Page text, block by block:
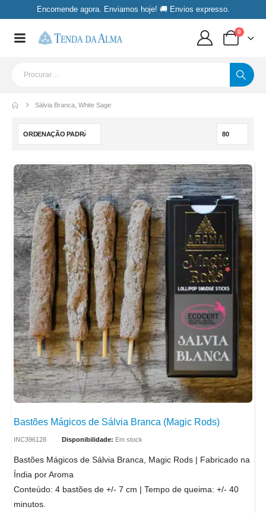
Encomende agora. Enviamos hoje! 🚚 Envios expresso.
0
Sálvia Branca, White Sage
Bastões Mágicos de Sálvia Branca (Magic Rods)
INC396128 Disponibilidade: Em stock
Bastões Mágicos de Sálvia Branca, Magic Rods | Fabricado na
Índia por Aroma
Conteúdo: 4 bastões de +/- 7 cm | Tempo de queima: +/- 40
minutos.